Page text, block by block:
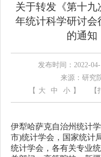
关于转发《第十九
年统计科学研讨会
的通知
发布时间：2022-04-
来源：研究
【 大 中 小 】 【
伊犁哈萨克自治州统计
市)统计学会，国家统计
统计学会，各有关专业